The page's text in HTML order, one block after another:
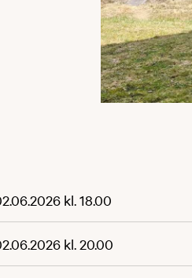
kl. 18.00
kl. 20.00